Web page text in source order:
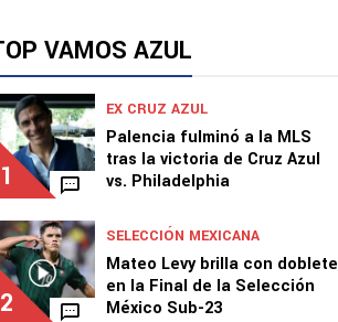
VAMOS AZUL
1
EX CRUZ AZUL
Palencia fulminó a la MLS
tras la victoria de Cruz Azul
vs. Philadelphia
2
SELECCIÓN MEXICANA
Mateo Levy brilla con doblete
en la Final de la Selección
México Sub-23